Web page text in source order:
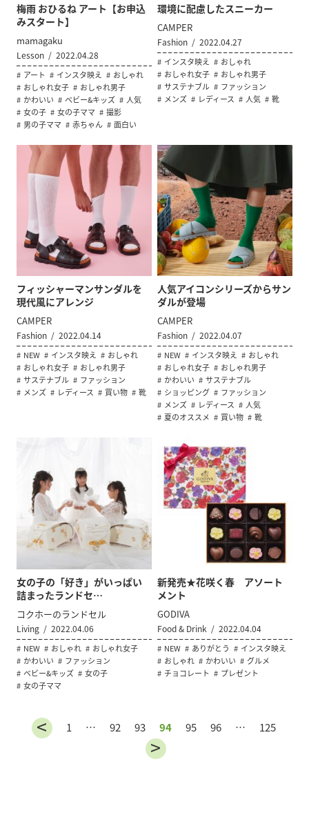
梅雨 おひるね アート【お申込
みスタート】
mamagaku
Lesson 2022.04.28
アート インスタ映え
おしゃれ
おしゃれ女子
おしゃれ男子
かわいい
ベビー&キッズ
人気
女の子
女の子ママ
撮影
男の子ママ
赤ちゃん 面白い
環境に配慮したスニーカー
CAMPER
Fashion 2022.04.27
インスタ映え
おしゃれ
おしゃれ女子
おしゃれ男子
サステナブル
ファッション
メンズ
レディース 人気 靴
フィッシャーマンサンダルを
現代風にアレンジ
CAMPER
Fashion 2022.04.14
NEW インスタ映え
おしゃれ
おしゃれ女子
おしゃれ男子
サステナブル
ファッション
メンズ
レディース 買い物 靴
人気アイコンシリーズからサン
ダルが登場
CAMPER
Fashion 2022.04.07
NEW インスタ映え
おしゃれ
おしゃれ女子
おしゃれ男子
かわいい
サステナブル
ショッピング
ファッション
メンズ
レディース
人気
夏のオススメ
買い物 靴
女の子の「好き」がいっぱい
詰まったランドセ…
コクホーのランドセル
Living 2022.04.06
NEW おしゃれ
おしゃれ女子
かわいい
ファッション
ベビー&キッズ
女の子
女の子ママ
新発売★花咲く春 アソート
メント
GODIVA
Food & Drink 2022.04.04
NEW ありがとう
インスタ映え
おしゃれ
かわいい
グルメ
チョコレート
プレゼント
1 … 92 93 94 95 96 … 125